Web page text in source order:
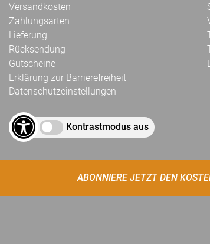
Versandkosten
Zahlungsarten
Lieferung
Rücksendung
Gutscheine
Erklärung zur Barrierefreiheit
Datenschutzeinstellungen
Kontrastmodus aus
ABONNIERE JETZT DEN